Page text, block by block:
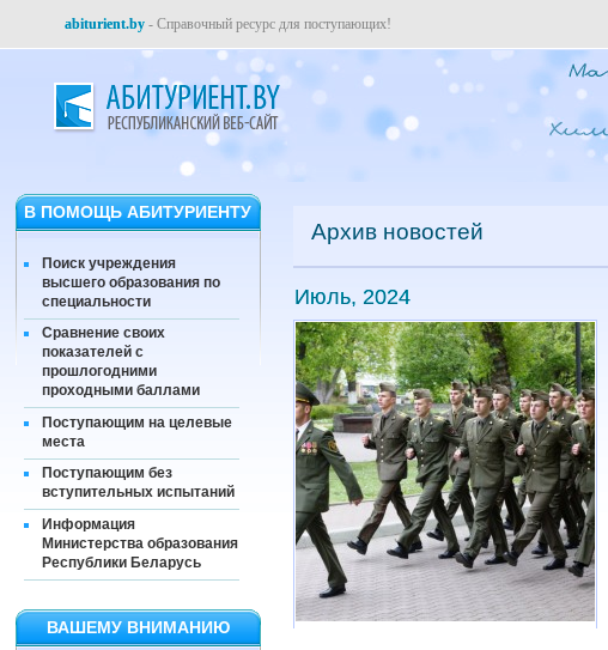
abiturient.by - Справочный ресурс для поступающих!
В ПОМОЩЬ АБИТУРИЕНТУ
Поиск учреждения
высшего образования по
специальности
Сравнение своих
показателей с
прошлогодними
проходными баллами
Поступающим на целевые
места
Поступающим без
вступительных испытаний
Информация
Министерства образования
Республики Беларусь
ВАШЕМУ ВНИМАНИЮ
Архив новостей
Июль, 2024